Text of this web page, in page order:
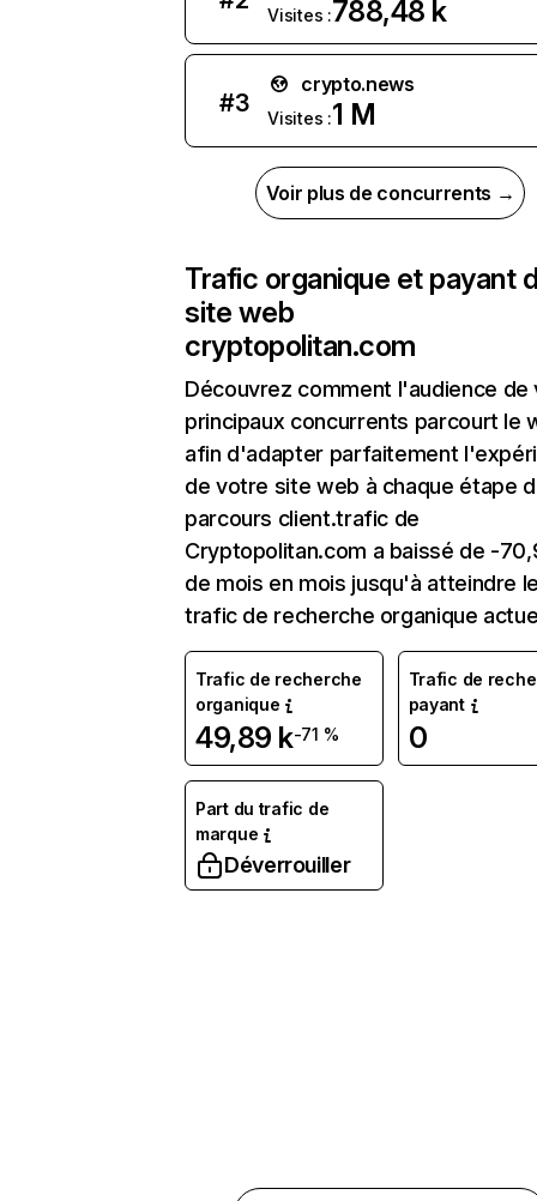
Visites :788,48 k
#3
crypto.news
Visites :1 M
Voir plus de concurrents →
Trafic organique et payant
site web
cryptopolitan.com
Découvrez comment l'audience de
principaux concurrents parcourt le
afin d'adapter parfaitement
de votre site web à chaque étape
parcours client.trafic de
Cryptopolitan.com a baissé de -
de mois en mois jusqu'à atteindre
trafic de recherche organique
Trafic de recherche
organique
49,89 k-71 %
Trafic de
payant
0
Part du trafic de
marque
Déverrouiller